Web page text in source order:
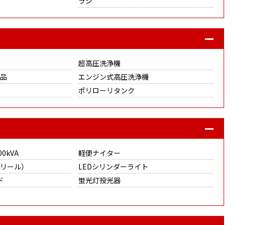
超高圧洗浄機
エンジン式高圧洗浄機
ポリローリタンク
ール）
軽便ナイター
LEDシリンダーライト
蛍光灯投光器